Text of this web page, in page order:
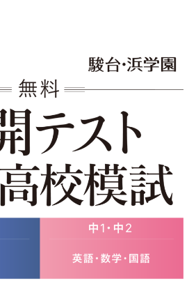
マイページ
ド お問い合わせ